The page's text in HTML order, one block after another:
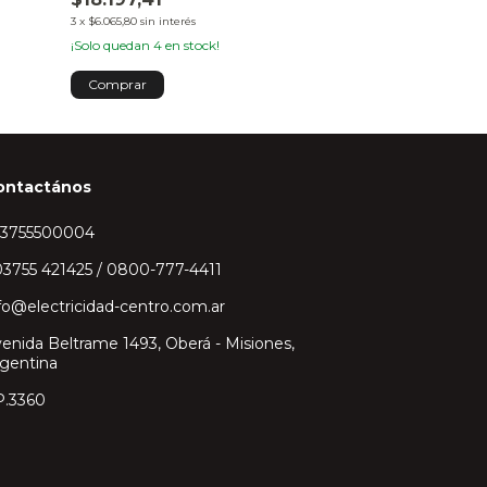
3 x $6.065,80 sin interés
¡Solo quedan 4 en stock!
421425 / 0800-777-4411
centro.com.ar
Beltrame 1493, Oberá - Misiones,